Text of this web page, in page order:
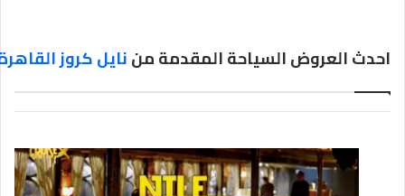
احدث العروض السياحة المقدمة مننايل كروز